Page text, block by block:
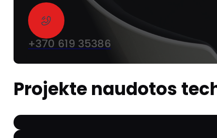
+370 619 35386
Projekte naudotos